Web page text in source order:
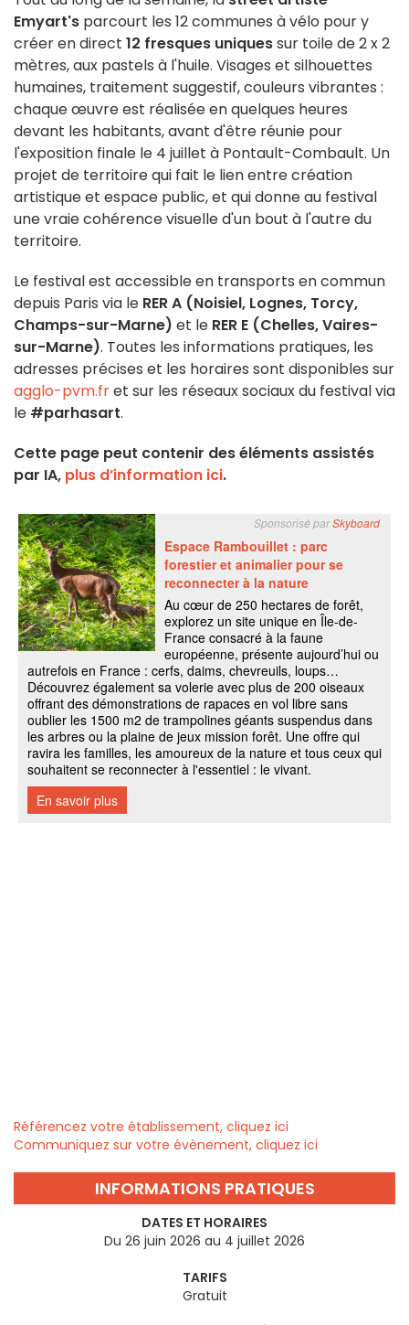
Emyart's parcourt les 12 communes à vélo pour y
créer en direct 12 fresques uniquessur toile de 2 x 2
mètres, aux pastels à l'huile. Visages et silhouettes
humaines, traitement suggestif, couleurs vibrantes :
chaque œuvre est réalisée en quelques heures
devant les habitants, avant d'être réunie pour
l'exposition finale le 4 juillet à Pontault-Combault. Un
projet de territoire qui fait le lien entre création
artistique et espace public, et qui donne au festival
une vraie cohérence visuelle d'un bout à l'autre du
territoire.
Le festival est accessible en transports en commun
depuis Paris via le RER A (Noisiel, Lognes, Torcy,
Champs-sur-Marne) et le RER E (Chelles, Vaires-
sur-Marne). Toutes les informations pratiques, les
adresses précises et les horaires sont disponibles sur
agglo-pvm.fret sur les réseaux sociaux du festival via
le #parhasart.
Cette page peut contenir des éléments assistés
par IA, plus d’information ici.
Référencez votre établissement, cliquez ici
Communiquez sur votre évènement, cliquez ici
INFORMATIONS PRATIQUES
DATES ET HORAIRES
Du 26 juin 2026 au 4 juillet 2026
TARIFS
Gratuit